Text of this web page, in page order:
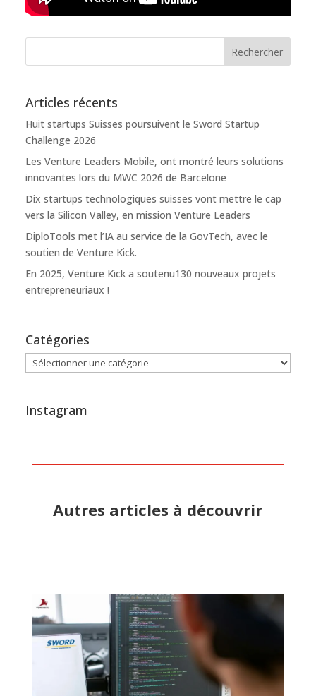
Articles récents
Huit startups Suisses poursuivent le Sword Startup
Challenge 2026
Les Venture Leaders Mobile, ont montré leurs solutions
innovantes lors du MWC 2026 de Barcelone
Dix startups technologiques suisses vont mettre le cap
vers la Silicon Valley, en mission Venture Leaders
DiploTools met l’IA au service de la GovTech, avec le
soutien de Venture Kick.
En 2025, Venture Kick a soutenu130 nouveaux projets
entrepreneuriaux !
Catégories
Catégories
Instagram
Autres articles à découvrir